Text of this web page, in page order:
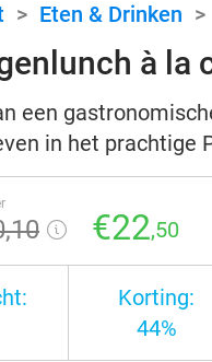
> Eten & Drinken >
à la
een
in het prachtige
,10 €22,50
Korting:
44%